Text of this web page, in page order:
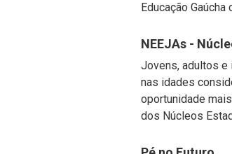
Educação Gaúcha
NEEJAs -
Jovens, adultos e
nas idades
oportunidade
dos Núcleos